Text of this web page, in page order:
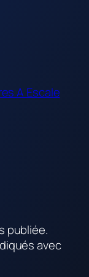
A Escale
publiée.
avec